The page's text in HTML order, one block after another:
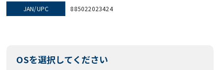
JAN/UPC 885022023424
OSを選択してください